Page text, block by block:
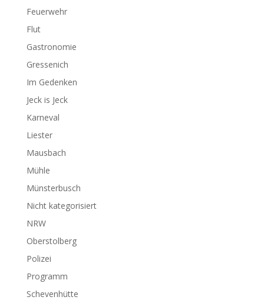
Feuerwehr
Flut
Gastronomie
Gressenich
Im Gedenken
Jeck is Jeck
Karneval
Liester
Mausbach
Mühle
Münsterbusch
Nicht kategorisiert
NRW
Oberstolberg
Polizei
Programm
Schevenhütte